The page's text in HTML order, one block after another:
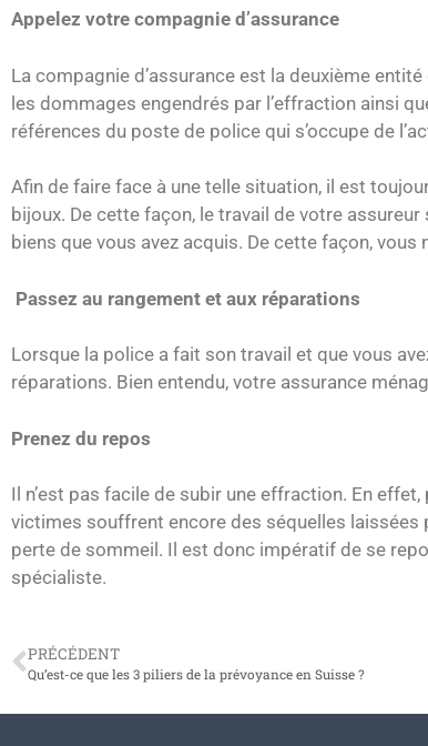
Appelez votre compagnie d’assurance
La compagnie d’assurance est la deuxième
les dommages engendrés par l’effraction ainsi
références du poste de police qui s’occupe de
Afin de faire face à une telle situation, il est
bijoux. De cette façon, le travail de votre
biens que vous avez acquis. De cette façon, vous
Passez au rangement et aux réparations
Lorsque la police a fait son travail et que vous
réparations. Bien entendu, votre assurance
Prenez du repos
Il n’est pas facile de subir une effraction. En
victimes souffrent encore des séquelles laissées
perte de sommeil. Il est donc impératif de se
spécialiste.
PRÉCÉDENT
Qu’est-ce que les 3 piliers de la prévoyance en Suisse ?